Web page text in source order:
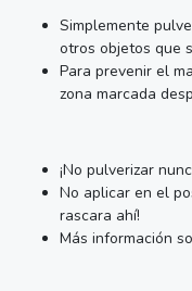
Simplemente
otros objetos que
Para prevenir el
zona marcada
¡No pulverizar
No aplicar en el
rascara ahí!
Más información